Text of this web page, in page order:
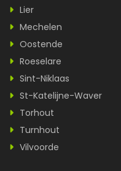
Lier
Mechelen
Oostende
Roeselare
Sint-Niklaas
St-Katelijne-Waver
Torhout
Turnhout
Vilvoorde